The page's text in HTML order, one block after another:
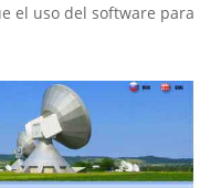
el uso del software para